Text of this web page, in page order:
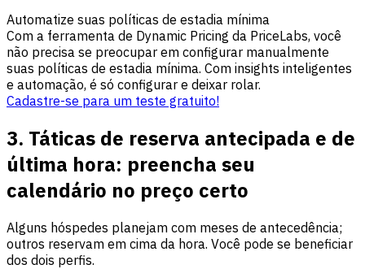
Automatize suas políticas de estadia mínima
Com a ferramenta de Dynamic Pricing da PriceLabs, você
não precisa se preocupar em configurar manualmente
suas políticas de estadia mínima. Com insights inteligentes
e automação, é só configurar e deixar rolar.
Cadastre-se para um teste gratuito!
3. Táticas de reserva antecipada e de
última hora: preencha seu
calendário no preço certo
Alguns hóspedes planejam com meses de antecedência;
outros reservam em cima da hora. Você pode se beneficiar
dos dois perfis.